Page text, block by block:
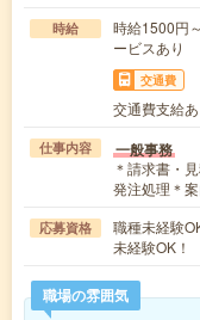
時給
時給1500円
ービスあり
交通費
交通費支給あ
仕事内容 一般事務
＊請求書・
発注処理＊
応募資格
職種未経験
未経験OK！
職場の雰囲気